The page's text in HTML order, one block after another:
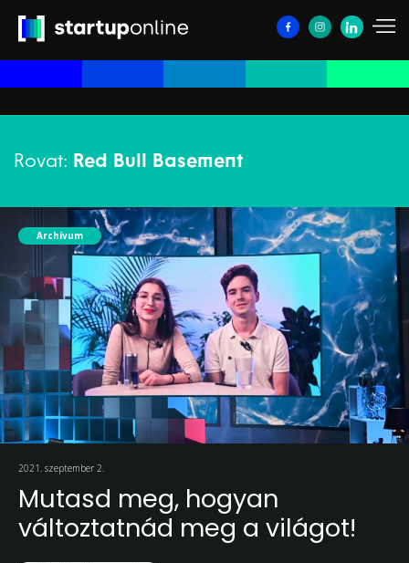
Rovat: Red Bull Basement
Archívum
2021. szeptember 2.
Mutasd meg, hogyan
változtatnád meg a világot!